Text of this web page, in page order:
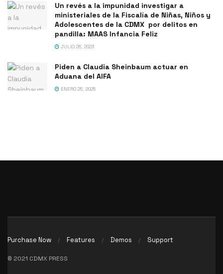
Un revés a la impunidad investigar a
ministeriales de la Fiscalía de Niñas, Niños y
Adolescentes de la CDMX por delitos en
pandilla: MAAS Infancia Feliz
JULIO 26, 2023
Piden a Claudia Sheinbaum actuar en
Aduana del AIFA
ENERO 25, 2025
Purchase Now Features Demos Support
© 2021 CDMX PRESS